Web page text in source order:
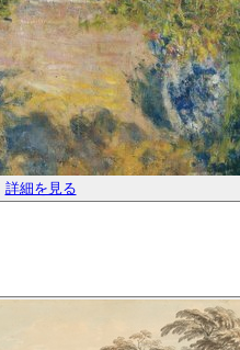
詳細を見る